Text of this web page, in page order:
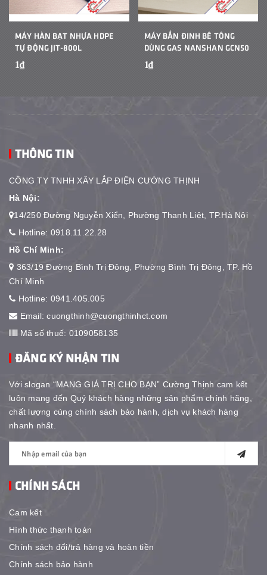
MÁY HÀN BẠT NHỰA HDPE
TỰ ĐỘNG JIT-800L
1₫
MÁY BẮN ĐINH BÊ TÔNG
DÙNG GAS NANSHAN GCN50
1₫
THÔNG TIN
CÔNG TY TNHH XÂY LẮP ĐIỆN CƯỜNG THỊNH
Hà Nội:
14/250 Đường Nguyễn Xiển, Phường Thanh Liệt, TP.Hà Nội
Hotline: 0918.11.22.28
Hồ Chí Minh:
363/19 Đường Bình Trị Đông, Phường Bình Trị Đông, TP. Hồ
Chí Minh
Hotline: 0941.405.005
Email:cuongthinh@cuongthinhct.com
Mã số thuế: 0109058135
ĐĂNG KÝ NHẬN TIN
Với slogan “MANG GIÁ TRỊ CHO BẠN” Cường Thịnh cam kết
luôn mang đến Quý khách hàng những sản phẩm chính hãng,
chất lượng cùng chính sách bảo hành, dịch vụ khách hàng
nhanh nhất.
CHÍNH SÁCH
Cam kết
Hình thức thanh toán
Chính sách đổi/trả hàng và hoàn tiền
Chính sách bảo hành